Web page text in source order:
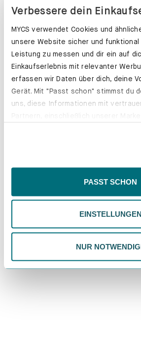
Verbessere dein
MYCS verwendet Cookies und
unsere Website sicher und funktional
Leistung zu messen und dir ein auf
Einkaufserlebnis mit relevanter
erfassen wir Daten über dich, deine
Gerät. Mit "Passt schon" stimmst du
uns, diese Informationen mit
der EU, beispielsweise in den USA,
Inhalte eingeschränkt sein könnten.
deiner Präferenzen. Du kannst deine
ändern. Weitere Informationen
Datenschutzrichtlinie.
PASST SCHON
EINSTELLUNGEN
NUR